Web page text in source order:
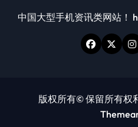
中国大型手机资讯类网站！
版权所有© 保留所有权